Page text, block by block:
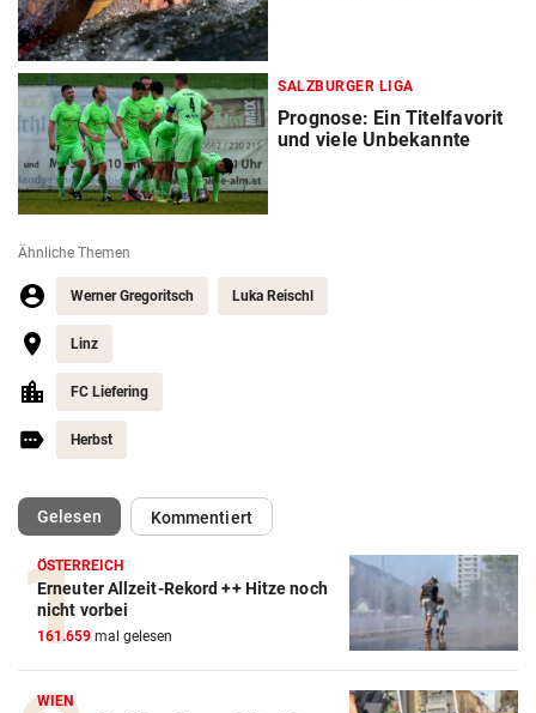
SALZBURGER LIGA
Prognose: Ein Titelfavorit
und viele Unbekannte
Ähnliche Themen
Werner Gregoritsch Luka Reischl
Linz
FC Liefering
Herbst
Gelesen(ausgewählt)Kommentiert
ÖSTERREICH
Erneuter Allzeit-Rekord ++ Hitze noch
nicht vorbei
161.659 mal gelesen
WIEN
Action-Cam Vergleich
ZUM VERGLEICH
Crosstrainer Vergleich